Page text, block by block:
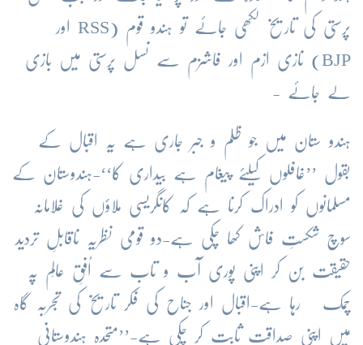
پرستی کی تاریخ لکھی جائے تو ہندو قوم (RSS اور
BJP) نازی ازم اور فاشزم سے نسل پرستی میں بازی
لے جائے -
ہندو ستان میں جو ظلم و جبر جاری ہے یہ اقبال کے
بقول ’’غافلوں کیلئے پیغام ہے بیداری کا‘‘-ہندوستان کے
مسلمانوں کو ادراک کرنا ہے کہ کانگریسی ملاؤں کی غلامانہ
سوچ شکستِ فاش کھا چکی ہے-دو قومی نظریہ ناقابلِ تردید
حقیقت بن کر اپنی پوری آب و تاب سے اُفقِ عالَم پہ
چمک رہا ہے-اقبال اور جناح کی فکر تاریخ کی تجربہ گاہ
میں اپنی صداقت ثابت کر چکی ہے-’’متحدہ ہندوستانی